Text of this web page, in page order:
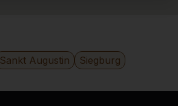
Sankt Augustin Siegburg